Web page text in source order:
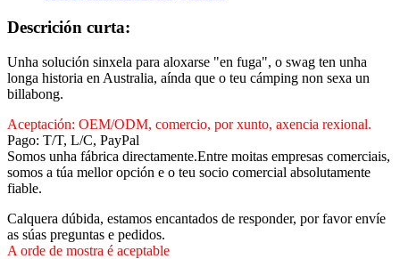
Descrición curta:
Unha solución sinxela para aloxarse ​​"en fuga", o swag ten unha
longa historia en Australia, aínda que o teu cámping non sexa un
billabong.
Aceptación: OEM/ODM, comercio, por xunto, axencia rexional.
Pago: T/T, L/C, PayPal
Somos unha fábrica directamente.Entre moitas empresas comerciais,
somos a túa mellor opción e o teu socio comercial absolutamente
fiable.
Calquera dúbida, estamos encantados de responder, por favor envíe
as súas preguntas e pedidos.
A orde de mostra é aceptable